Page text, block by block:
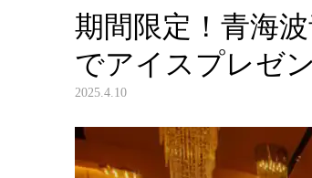
期間限定！青海
でアイスプレゼ
2025.4.10